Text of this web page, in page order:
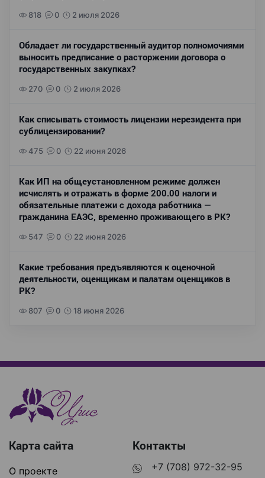
818 0 2 июля 2026
Обладает ли государственный аудитор полномочиями
выносить предписание о расторжении договора о
государственных закупках?
270 0 2 июля 2026
Как списывать стоимость лицензии нерезидента при
сублицензировании?
475 0 22 июня 2026
Как ИП на общеустановленном режиме должен
исчислять и отражать в форме 200.00 налоги и
обязательные платежи с дохода работника —
гражданина ЕАЭС, временно проживающего в РК?
547 0 22 июня 2026
Какие требования предъявляются к оценочной
деятельности, оценщикам и палатам оценщиков в
РК?
807 0 18 июня 2026
Карта сайта
О проекте
Контакты
+7 (708) 972-32-95